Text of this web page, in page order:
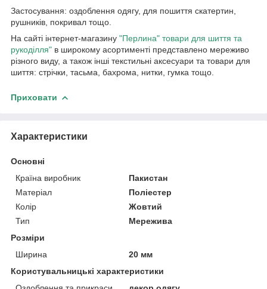
Застосування: оздоблення одягу, для пошиття скатертин,
рушників, покривал тощо.
На сайті інтернет-магазину "Перлина" товари для шиття та
рукоділля" в широкому асортименті представлено мереживо
різного виду, а також інші текстильні аксесуари та товари для
шиття: стрічки, тасьма, бахрома, нитки, гумка тощо.
Приховати
Характеристики
Основні
Країна виробник
Пакистан
Матеріал
Поліестер
Колір
Жовтий
Тип
Мережива
Розміри
Ширина
20 мм
Користувальницькі характеристики